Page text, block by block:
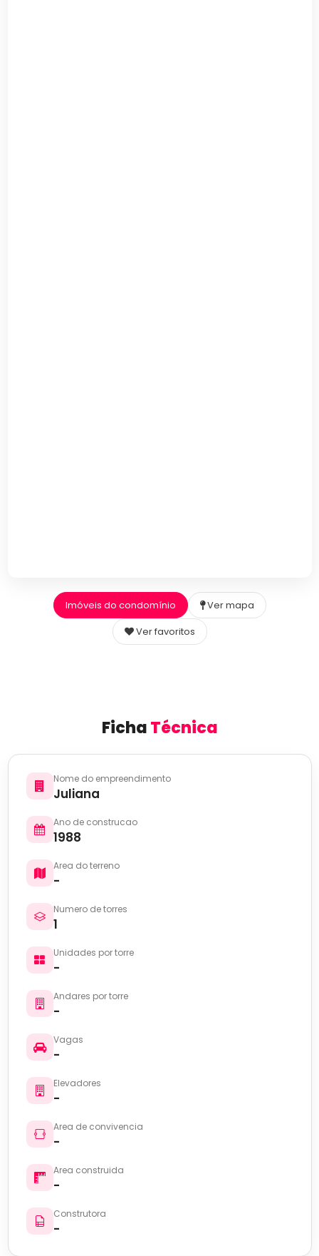
Imóveis do condomínio
Ver mapa
Ver favoritos
FichaTécnica
Nome do empreendimento
Juliana
Ano de construcao
1988
Area do terreno
-
Numero de torres
1
Unidades por torre
-
Andares por torre
-
Vagas
-
Elevadores
-
Area de convivencia
-
Area construida
-
Construtora
-